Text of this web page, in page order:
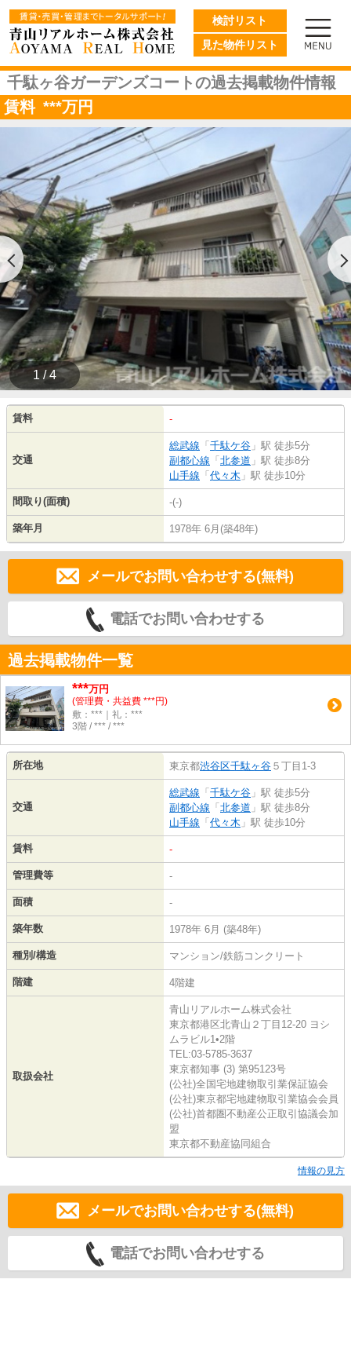
検討リスト
見た物件リスト
千駄ヶ谷ガーデンズコートの過去掲載物件情報
賃料 ***万円
1 / 4
賃料 -
交通
総武線 「 千駄ケ谷 」駅 徒歩5分
副都心線 「 北参道 」駅 徒歩8分
山手線 「 代々木 」駅 徒歩10分
間取り(面積) -(-)
築年月 1978年 6月(築48年)
メールでお問い合わせする(無料)
電話でお問い合わせする
過去掲載物件一覧
***万円
(管理費・共益費 ***円)
敷：***｜礼：***
3階 / *** / ***
所在地 東京都渋谷区千駄ヶ谷 ５丁目1-3
交通
総武線 「 千駄ケ谷 」駅 徒歩5分
副都心線 「 北参道 」駅 徒歩8分
山手線 「 代々木 」駅 徒歩10分
賃料 -
管理費等 -
面積 -
築年数 1978年 6月 (築48年)
種別/構造 マンション/鉄筋コンクリート
階建 4階建
取扱会社
青山リアルホーム株式会社
東京都港区北青山２丁目12-20 ヨシ
ムラビル1•2階
TEL:03-5785-3637
東京都知事 (3) 第95123号
(公社)全国宅地建物取引業保証協会
(公社)東京都宅地建物取引業協会会員
(公社)首都圏不動産公正取引協議会加
盟
東京都不動産協同組合
情報の見方
メールでお問い合わせする(無料)
電話でお問い合わせする